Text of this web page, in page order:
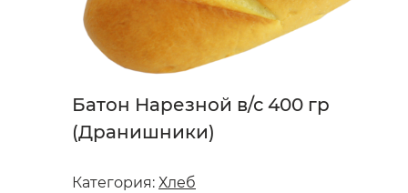
Батон Нарезной в/с 400 гр
(Дранишники)
Категория: Хлеб